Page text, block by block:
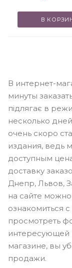
В
В интернет-
минуты
підлягає в
несколько
очень скоро
издания, ведь
доступным
доставку
Днепр, Львов,
на сайте
ознакомиться
просмотреть
интересующей
магазине, вы
продажи.